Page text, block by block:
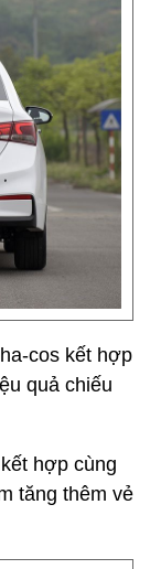
cos kết hợp
quả chiếu
hợp cùng
tăng thêm vẻ